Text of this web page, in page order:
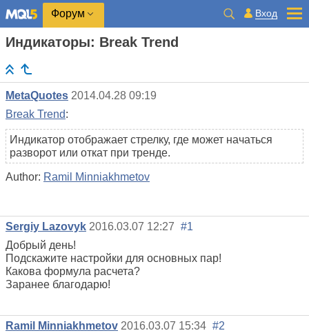
Форум Вход
Индикаторы: Break Trend
MetaQuotes 2014.04.28 09:19
Break Trend:
Индикатор отображает стрелку, где может начаться
разворот или откат при тренде.
Author: Ramil Minniakhmetov
Sergiy Lazovyk 2016.03.07 12:27 #1
Добрый день!
Подскажите настройки для основных пар!
Какова формула расчета?
Заранее благодарю!
Ramil Minniakhmetov 2016.03.07 15:34 #2